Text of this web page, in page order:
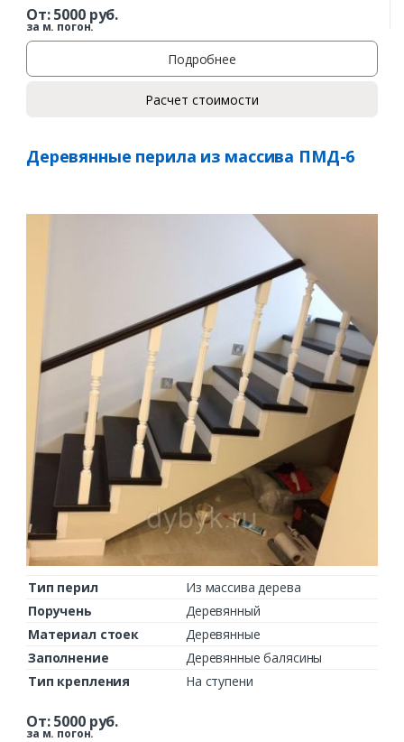
От:5000руб.
за м. погон.
Подробнее
Расчет стоимости
Деревянные перила из массива ПМД-6
Тип перил
Из массива дерева
Поручень
Деревянный
Материал стоек
Деревянные
Заполнение
Деревянные балясины
Тип крепления
На ступени
От:5000руб.
за м. погон.